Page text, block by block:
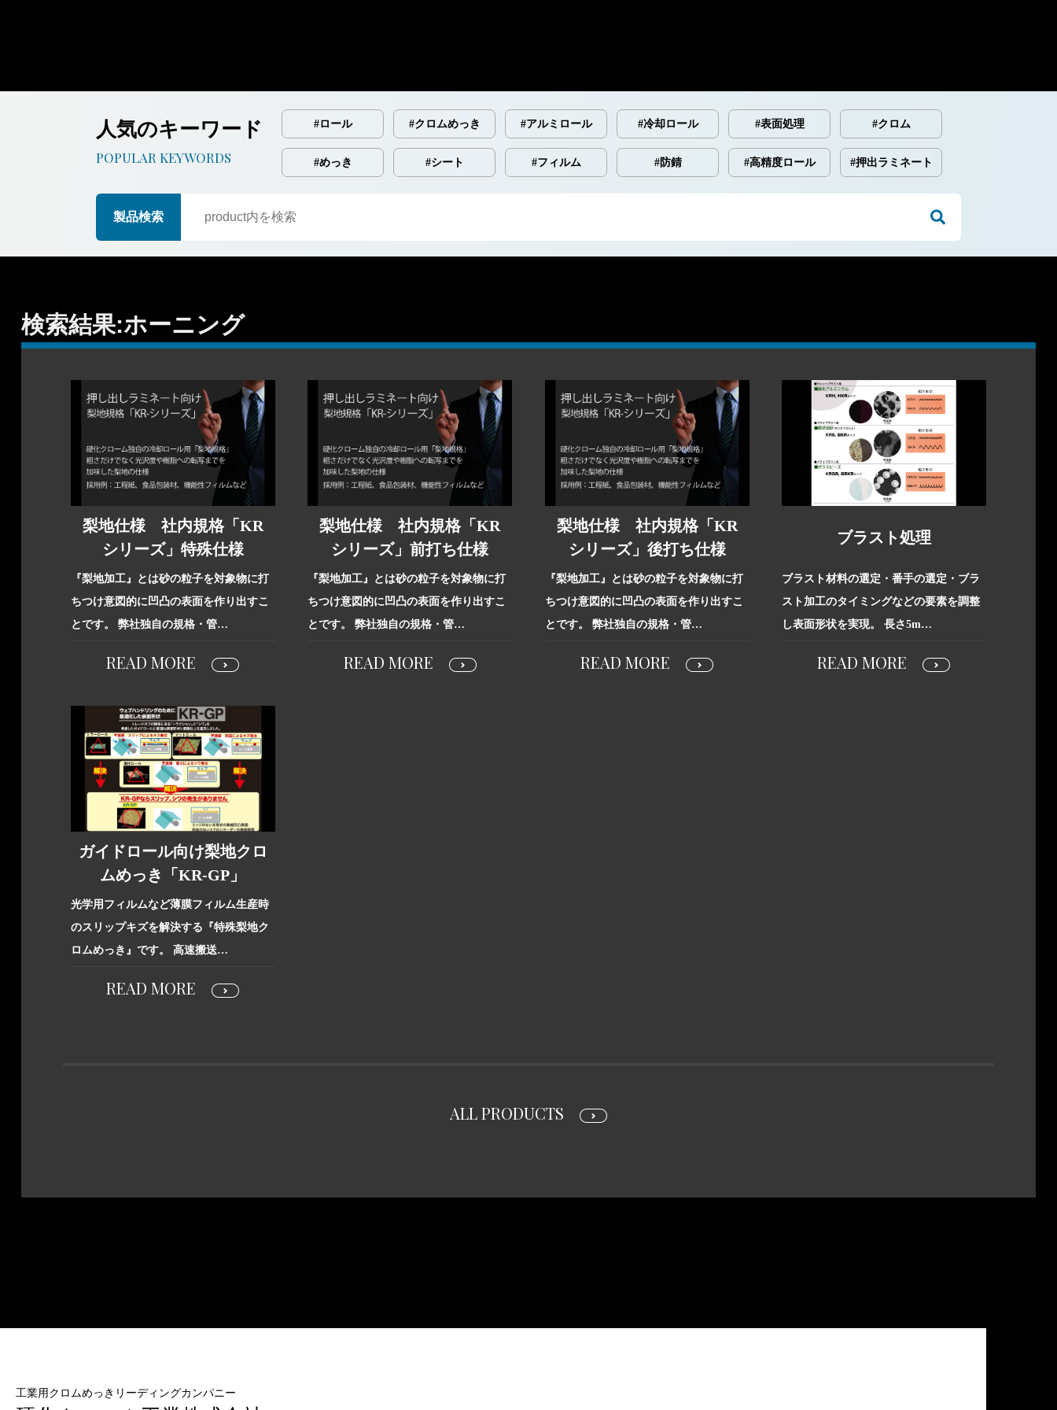
人気のキーワード
POPULAR KEYWORDS
#ロール #クロムめっき #アルミロール #冷却ロール #表面処理 #クロム
#めっき #シート #フィルム #防錆 #高精度ロール #押出ラミネート
製品検索
検索結果:ホーニング
梨地仕様 社内規格「KR
シリーズ」特殊仕様
『梨地加工』とは砂の粒子を対象物に打
ちつけ意図的に凹凸の表面を作り出すこ
とです。 弊社独自の規格・管…
READ MORE
梨地仕様 社内規格「KR
シリーズ」前打ち仕様
『梨地加工』とは砂の粒子を対象物に打
ちつけ意図的に凹凸の表面を作り出すこ
とです。 弊社独自の規格・管…
READ MORE
梨地仕様 社内規格「KR
シリーズ」後打ち仕様
『梨地加工』とは砂の粒子を対象物に打
ちつけ意図的に凹凸の表面を作り出すこ
とです。 弊社独自の規格・管…
READ MORE
ブラスト処理
ブラスト材料の選定・番手の選定・ブラ
スト加工のタイミングなどの要素を調整
し表面形状を実現。 長さ5m…
READ MORE
ガイドロール向け梨地クロ
ムめっき「KR-GP」
光学用フィルムなど薄膜フィルム生産時
のスリップキズを解決する『特殊梨地ク
ロムめっき』です。 高速搬送…
READ MORE
ALL PRODUCTS
工業用クロムめっきリーディングカンパニー